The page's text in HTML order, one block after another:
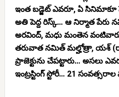
ఇంత బడ్జెట్ ఎవరూ, ఏ సినిమాకూ
అతి పెద్ద రిస్క్… ఆ నిర్మాత పేరు
అరవింద్, మధు మంతెన
తరువాత నమిత్ మల్హోత్రా, యశ్
ప్రాజెక్టును చేపట్టారు… అసలు
ఇంట్రస్టింగ్ స్టోరీ… 21